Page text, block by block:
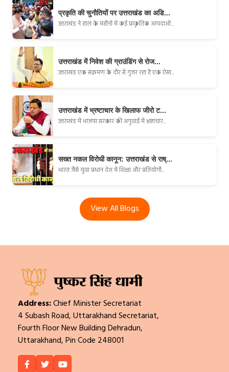
प्रकृति की चुनौतियों पर उत्तराखंड का अडि...
उत्तराखंड ने हाल के महीनों में कई प्राकृतिक आपदाओं...
उत्तराखंड में निवेश की ग्राउंडिंग से रोज...
उत्तराखंड एक संक्रमण के दौर से गुजर रहा है एक ऐसा...
उत्तराखंड में भ्रष्टाचार के खिलाफ जीरो ट...
उत्तराखंड में भाजपा सरकार की अगुवाई में भ्रष्टाचार...
सख्त नकल विरोधी कानून: उत्तराखंड से राष्...
भारत जैसे युवा प्रधान देश में शिक्षा और प्रतियोगी...
View All Blogs
Address:Chief Minister Secretariat
4 Subash Road, Uttarakhand Secretariat,
Fourth Floor New Building Dehradun,
Uttarakhand, Pin Code 248001